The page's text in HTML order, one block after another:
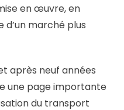
en œuvre, en
marché plus
après neuf années
une page importante
du transport